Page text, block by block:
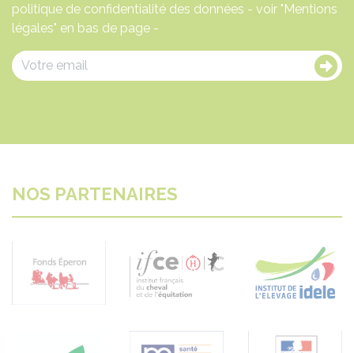
politique de confidentialité des données - voir "Mentions
légales" en bas de page -
NOS PARTENAIRES